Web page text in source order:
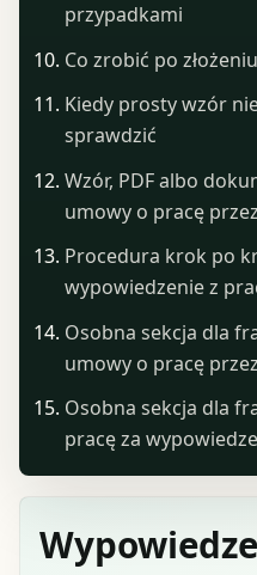
przypadkami
Co zrobić po
Kiedy prosty wzór
sprawdzić
Wzór, PDF albo
umowy o pracę
Procedura krok po
wypowiedzenie z
Osobna sekcja dla
umowy o pracę
Osobna sekcja dla
pracę za